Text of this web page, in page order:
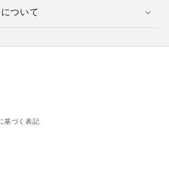
ついて
基づく表記